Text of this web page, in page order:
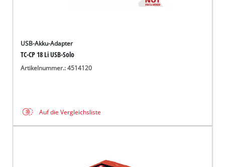
USB-Akku-Adapter
TC-CP 18 Li USB-Solo
Artikelnummer.: 4514120
Auf die Vergleichsliste